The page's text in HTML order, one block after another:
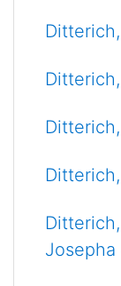
Josepha